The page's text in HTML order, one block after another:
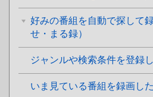
好みの番組を自動で探して
せ・まる録）
ジャンルや検索条件を登録
いま見ている番組を録画し